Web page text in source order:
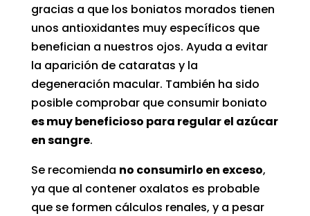
gracias a que los boniatos morados tienen
unos antioxidantes muy específicos que
benefician a nuestros ojos. Ayuda a evitar
la aparición de cataratas y la
degeneración macular. También ha sido
posible comprobar que consumir boniato
es muy beneficioso para regular el azúcar
en sangre.
Se recomienda no consumirlo en exceso,
ya que al contener oxalatos es probable
que se formen cálculos renales, y a pesar